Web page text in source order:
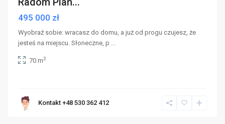
495 000 zł
Wyobraź sobie: wracasz do domu, a już od progu czujesz, że
jesteś na miejscu. Słoneczne, p ...
70 m2
Kontakt +48 530 362 412